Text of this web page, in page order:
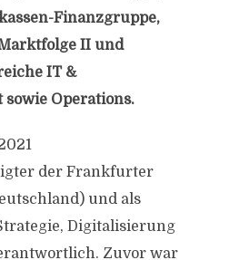
Finanzgruppe,
II und
IT &
Operations.
der Frankfurter
und als
Digitalisierung
Zuvor war